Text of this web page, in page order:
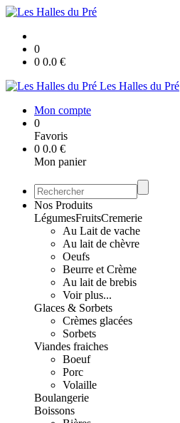
0
0 0.0 €
Les Halles du Pré
Mon compte
0
Favoris
0 0.0 €
Mon panier
Nos Produits
LégumesFruitsCremerie
Au Lait de vache
Au lait de chèvre
Oeufs
Beurre et Crème
Au lait de brebis
Voir plus...
Glaces & Sorbets
Crèmes glacées
Sorbets
Viandes fraiches
Boeuf
Porc
Volaille
Boulangerie
Boissons